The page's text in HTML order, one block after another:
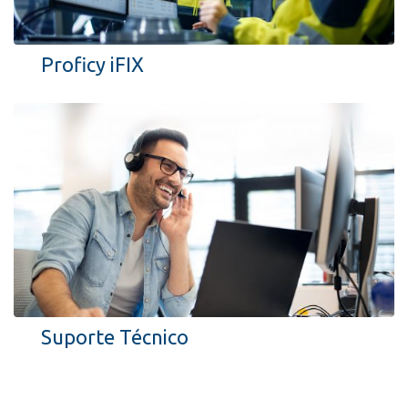
Proficy iFIX
Suporte Técnico